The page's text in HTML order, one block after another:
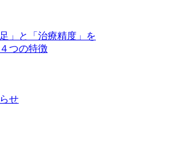
」と「治療精度」を
つの特徴
せ